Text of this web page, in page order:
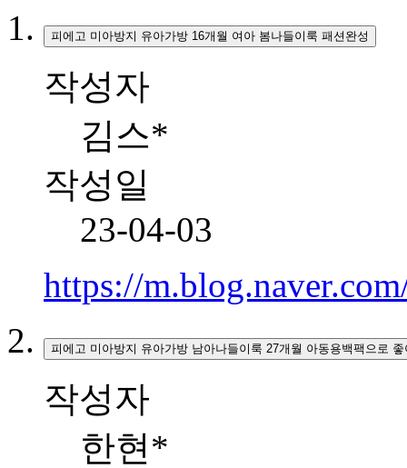
피에고 미아방지 유아가방 16개월 여아 봄나들이룩 패션완성
작성자
김스*
작성일
23-04-03
https://
피에고 미아방지 유아가방 남아나들이룩 27개월 아동용백팩으로 좋
작성자
한현*